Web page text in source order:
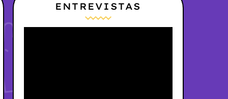
ENTREVISTAS